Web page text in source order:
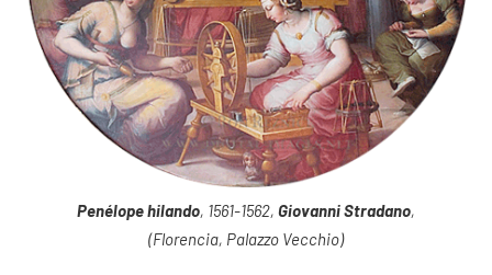
Penélope hilando, 1561-1562, Giovanni Stradano,
(Florencia, Palazzo Vecchio)